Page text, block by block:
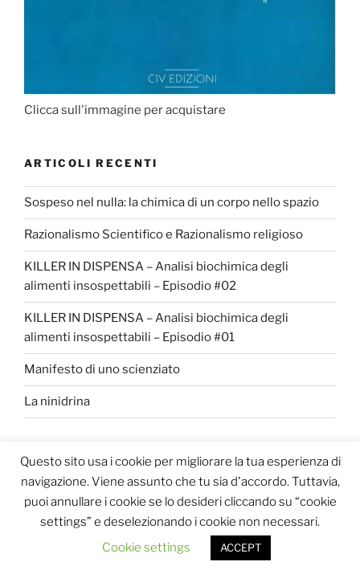
Clicca sull'immagine per acquistare
ARTICOLI RECENTI
Sospeso nel nulla: la chimica di un corpo nello spazio
Razionalismo Scientifico e Razionalismo religioso
KILLER IN DISPENSA – Analisi biochimica degli
alimenti insospettabili – Episodio #02
KILLER IN DISPENSA – Analisi biochimica degli
alimenti insospettabili – Episodio #01
Manifesto di uno scienziato
La ninidrina
COMMENTI RECENTI
Pellegrino ContesuLa ninidrina
Pellegrino Conte
Questo sito usa i cookie per migliorare la tua esperienza di
navigazione. Viene assunto che tu sia d'accordo. Tuttavia,
puoi annullare i cookie se lo desideri cliccando su “cookie
settings” e deselezionando i cookie non necessari.
Cookie settings
ACCEPT